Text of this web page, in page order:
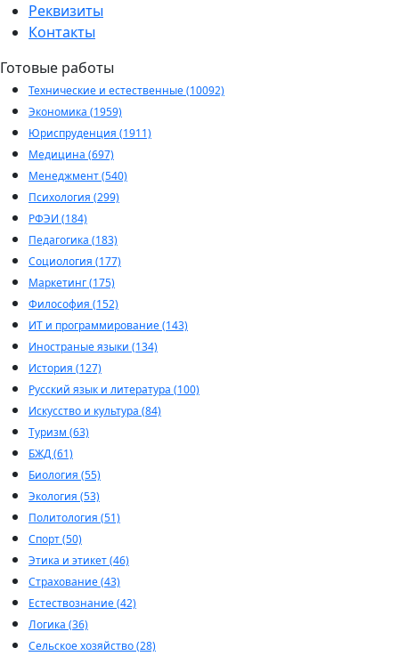
Реквизиты
Контакты
Готовые работы
Технические и естественные (10092)
Экономика (1959)
Юриспруденция (1911)
Медицина (697)
Менеджмент (540)
Психология (299)
РФЭИ (184)
Педагогика (183)
Социология (177)
Маркетинг (175)
Философия (152)
ИТ и программирование (143)
Иностраные языки (134)
История (127)
Русский язык и литература (100)
Искусство и культура (84)
Туризм (63)
БЖД (61)
Биология (55)
Экология (53)
Политология (51)
Спорт (50)
Этика и этикет (46)
Страхование (43)
Естествознание (42)
Логика (36)
Сельское хозяйство (28)